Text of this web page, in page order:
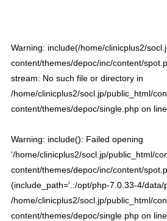
Warning: include(/home/clinicplus2/
content/themes/depoc/inc/content/
stream: No such file or directory in
/home/clinicplus2/socl.jp/public_html/
content/themes/depoc/single.php on line
Warning: include(): Failed opening
'/home/clinicplus2/socl.jp/public_html/
content/themes/depoc/inc/content/
(include_path='.:/opt/php-7.0.33-4/data/
/home/clinicplus2/socl.jp/public_html/
content/themes/depoc/single.php on line